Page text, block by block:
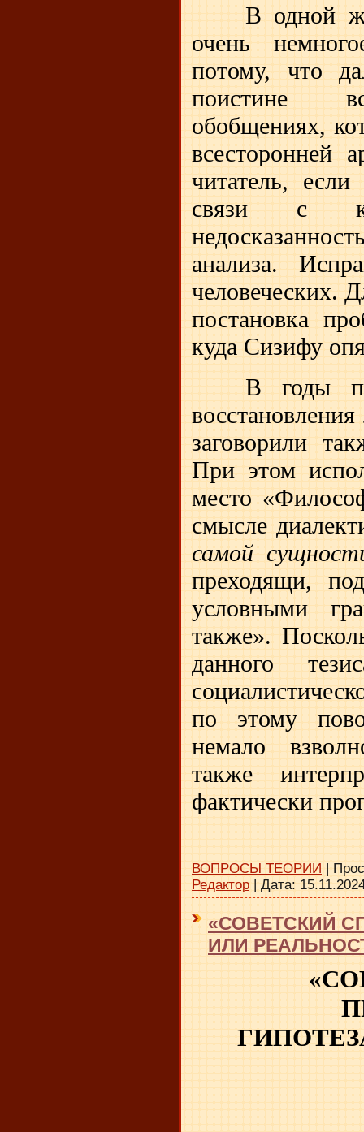
В одной
очень
потому, что
поистине
обобщениях,
всесторонней
читатель,
связи с
анализа.
человеческих.
постановка
куда Сизифу
В годы
заговорили
При этом
место
смысле
самой
преходящи,
условными
также».
данного
по этому
немало
также
фактически
ВОПРОСЫ ТЕОРИИ |
Редактор | Дата:
«СОВЕТСКИЙ
ИЛИ